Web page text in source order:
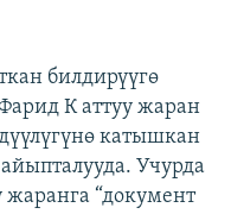
билдирүүгө
К аттуу жаран
катышкан
Учурда
“документ